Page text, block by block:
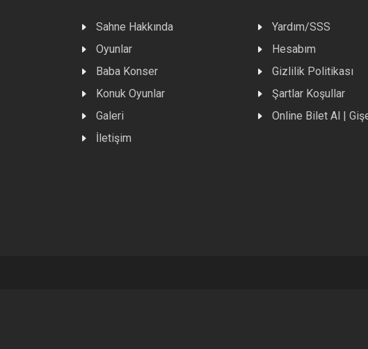
Sahne Hakkında
Oyunlar
Baba Konser
Konuk Oyunlar
Galeri
İletişim
Yardım/SSS
Hesabım
Gizlilik Politikası
Şartlar Koşullar
Online Bilet Al |